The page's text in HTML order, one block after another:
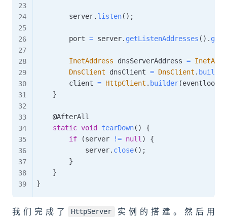
        server
. listen( ) ;
        port
= server. getListenAddresses ( ) . get
InetAddress dnsServerAddress =
DnsClient dnsClient = DnsClient . builder
        client
= HttpClient . builder(eventloop
}
@AfterAll
static void tearDown( )
{
if
(server != null )
{
            server
. close( ) ;
}
}
}
我们完成了 HttpServer
实例的搭建。然后用